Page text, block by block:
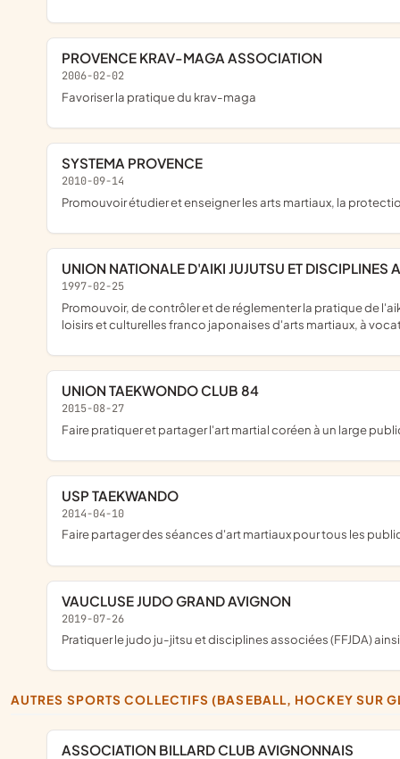
PROVENCE KRAV-MAGA ASSOCIATION
2006-02-02
favoriser la pratique du krav-maga
SYSTEMA PROVENCE
2010-09-14
promouvoir étudier et enseigner les arts martiaux, la
UNION NATIONALE D'AIKI JUJUTSU ET DISCIPLINES
1997-02-25
promouvoir, de contrôler et de réglementer la pratique de l'aiki-jujutsu et les disciplines associées de l'école takeda ryu maroto ha, sur l'ensemble du territoire français et dom tom, dans le cadre des activités de
loisirs et culturelles franco japonaises d'arts martiaux, à
UNION TAEKWONDO CLUB 84
2015-08-27
faire pratiquer et partager l'art martial coréen à un large
USP TAEKWANDO
2014-04-10
faire partager des séances d'art martiaux pour tous les
VAUCLUSE JUDO GRAND AVIGNON
2019-07-26
pratiquer le judo ju-jitsu et disciplines associées (FFJDA)
AUTRES SPORTS COLLECTIFS (BASEBALL, HOCKEY SUR
ASSOCIATION BILLARD CLUB AVIGNONNAIS